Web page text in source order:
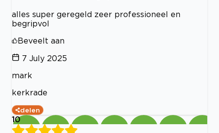
alles super geregeld zeer professioneel en
begripvol
Beveelt aan
7 July 2025
mark
kerkrade
delen
10